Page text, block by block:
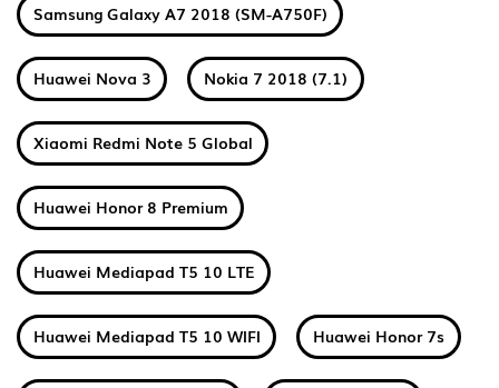
Samsung Galaxy A7 2018 (SM-A750F)
Huawei Nova 3 Nokia 7 2018 (7.1)
Xiaomi Redmi Note 5 Global
Huawei Honor 8 Premium
Huawei Mediapad T5 10 LTE
Huawei Mediapad T5 10 WIFI Huawei Honor 7s